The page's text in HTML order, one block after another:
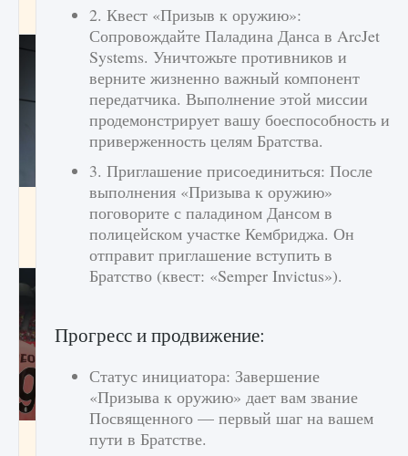
9 августа 2024 2 711 0 0
Все новые функции в режиме карьеры EA
Входят ли «Милан» и «Интер» в EA FC 25
2. Квест «Призыв к оружию»:
Сопровождайте Паладина Данса в ArcJet
Systems. Уничтожьте противников и
верните жизненно важный компонент
передатчика. Выполнение этой миссии
продемонстрирует вашу боеспособность и
приверженность целям Братства.
3. Приглашение присоединиться: После
выполнения «Призыва к оружию»
поговорите с паладином Дансом в
полицейском участке Кембриджа. Он
отправит приглашение вступить в
Братство (квест: «Semper Invictus»).
Прогресс и продвижение:
Статус инициатора: Завершение
«Призыва к оружию» дает вам звание
Посвященного — первый шаг на вашем
пути в Братстве.